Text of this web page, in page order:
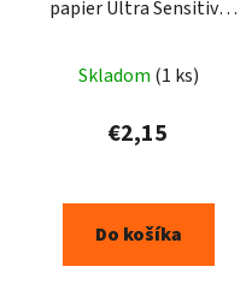
papier Ultra Sensitive
Skladom (1 ks)
€2,15
Do košíka